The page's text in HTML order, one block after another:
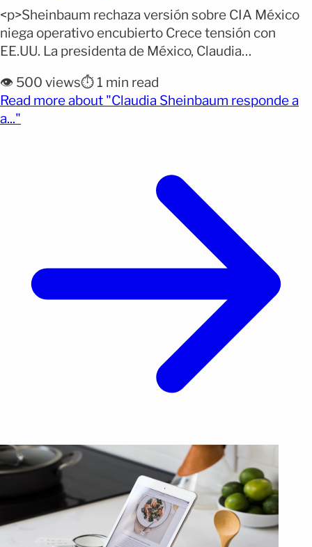
<p>Sheinbaum rechaza versión sobre CIA México
niega operativo encubierto Crece tensión con
EE.UU. La presidenta de México, Claudia
CIA operen en territorio mexicano. Las
declaraciones surgieron después de versiones
publicadas por CNN sobre una supuesta operación
👁️ 500 views⏱️ 1 min read
Read more about "Claudia Sheinbaum responde a
a..."